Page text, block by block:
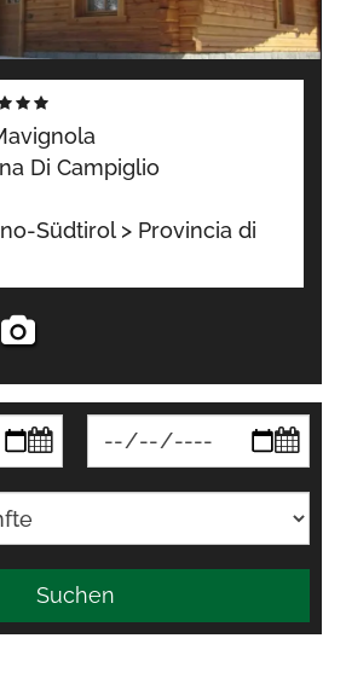
Di Campiglio
Südtirol > Provincia di
Suchen